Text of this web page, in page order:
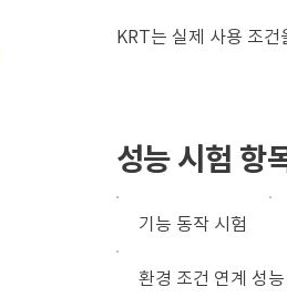
KRT는 실제 사용 조
성능 시험 항
기능 동작 시험
환경 조건 연계 성